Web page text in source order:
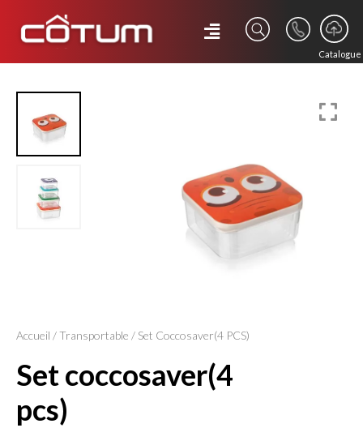
Catalogue
Accueil /Transportable / Set Coccosaver(4 PCS)
set coccosaver(4
pcs)